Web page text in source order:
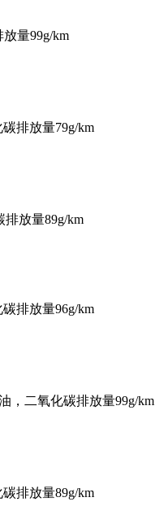
量99g/km
排放量79g/km
放量89g/km
排放量96g/km
，二氧化碳排放量99g/km
排放量89g/km